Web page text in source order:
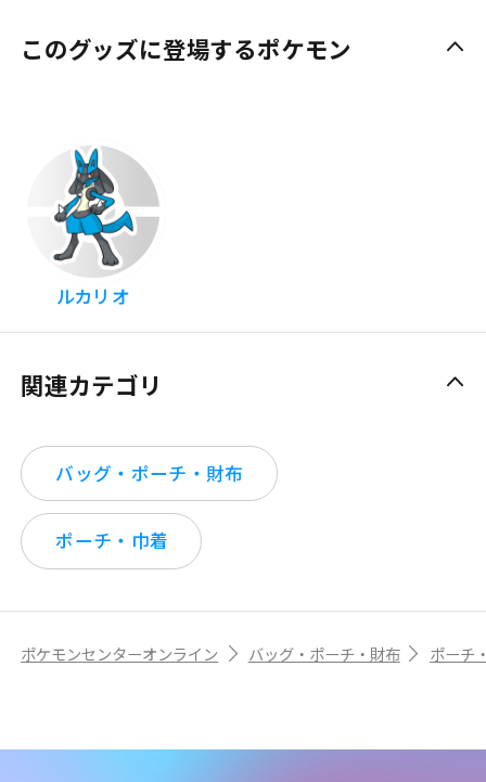
このグッズに登場するポケモン
ルカリオ
関連カテゴリ
バッグ・ポーチ・財布
ポーチ・巾着
ポケモンセンターオンライン バッグ・ポーチ・財布 ポーチ